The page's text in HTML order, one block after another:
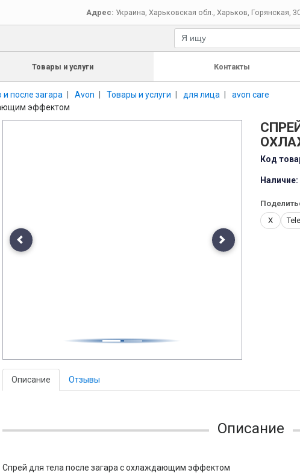
Адрес: Украина Харьковская обл. Харьков Горянская,
Товары и услуги Контакты
после загара Avon Товары и услуги для лица
avon care
эффектом
Previous Next
Код
Наличие:
X
Описание Отзывы
Описание
Спрей для тела после загара с охлаждающим эффектом